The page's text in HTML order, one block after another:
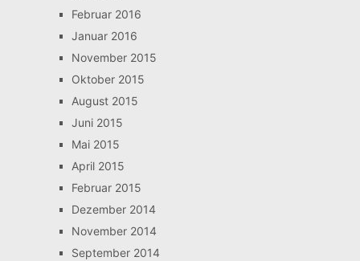
Februar 2016
Januar 2016
November 2015
Oktober 2015
August 2015
Juni 2015
Mai 2015
April 2015
Februar 2015
Dezember 2014
November 2014
September 2014